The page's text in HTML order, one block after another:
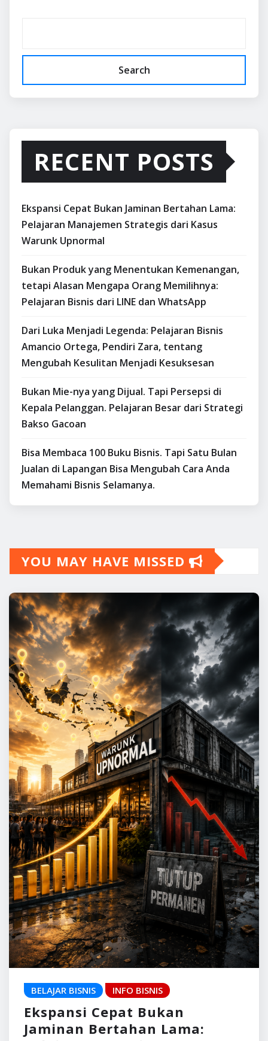
Search
RECENT POSTS
Ekspansi Cepat Bukan Jaminan Bertahan Lama:
Pelajaran Manajemen Strategis dari Kasus
Warunk Upnormal
Bukan Produk yang Menentukan Kemenangan,
tetapi Alasan Mengapa Orang Memilihnya:
Pelajaran Bisnis dari LINE dan WhatsApp
Dari Luka Menjadi Legenda: Pelajaran Bisnis
Amancio Ortega, Pendiri Zara, tentang
Mengubah Kesulitan Menjadi Kesuksesan
Bukan Mie-nya yang Dijual. Tapi Persepsi di
Kepala Pelanggan. Pelajaran Besar dari Strategi
Bakso Gacoan
Bisa Membaca 100 Buku Bisnis. Tapi Satu Bulan
Jualan di Lapangan Bisa Mengubah Cara Anda
Memahami Bisnis Selamanya.
YOU MAY HAVE MISSED
BELAJAR BISNIS INFO BISNIS
Ekspansi Cepat Bukan
Jaminan Bertahan Lama: